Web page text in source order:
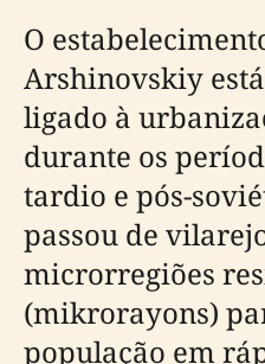
O
Arshinovskiy
ligado à
durante os
tardio e pós-
passou de
microrregiões
(mikrorayons)
população em